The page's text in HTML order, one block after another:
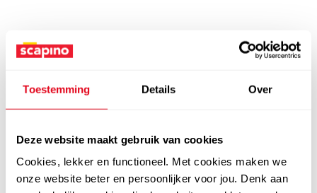
Toestemming Details Over
Deze website maakt gebruik van cookies
Cookies, lekker en functioneel. Met cookies maken we
onze website beter en persoonlijker voor jou. Denk aan